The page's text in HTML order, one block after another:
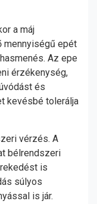
a máj
mennyiségű epét
Az epe
érzékenység,
és
kevésbé tolerálja
vérzés. A
bélrendszeri
is
súlyos
is jár.